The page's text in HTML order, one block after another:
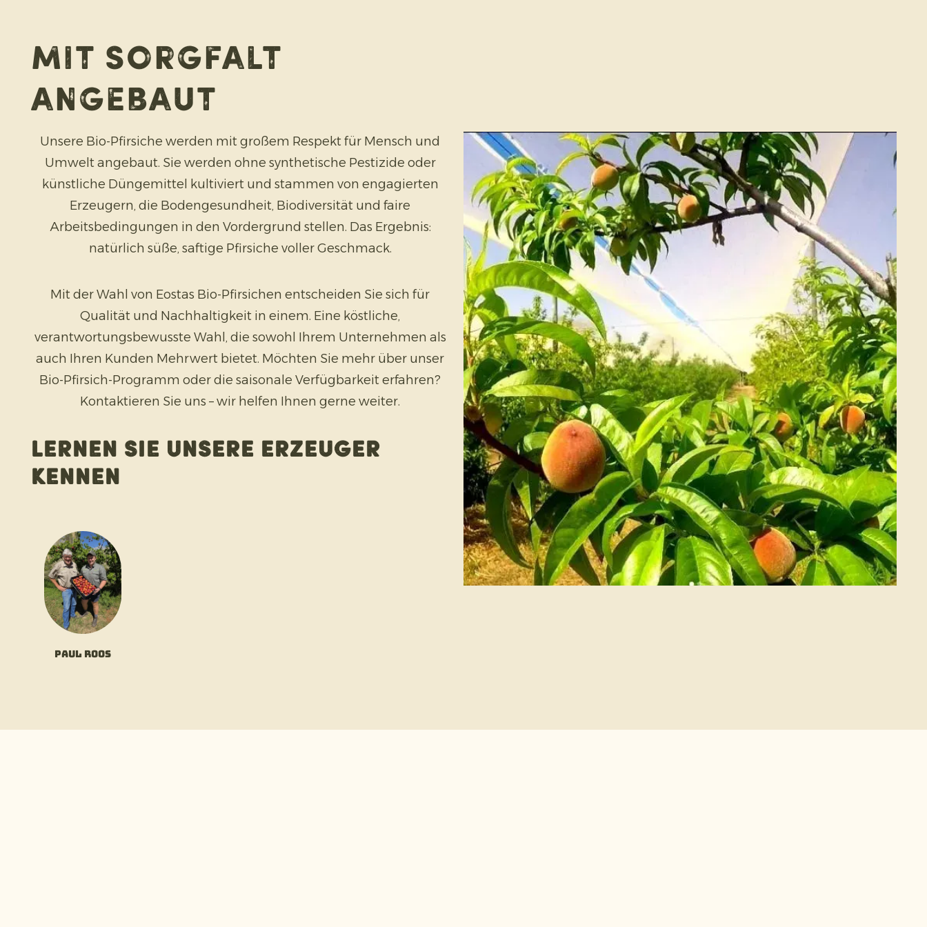
Mit Sorgfalt
angebaut
Unsere Bio-Pfirsiche werden mit großem Respekt für Mensch und
Umwelt angebaut. Sie werden ohne synthetische Pestizide oder
künstliche Düngemittel kultiviert und stammen von engagierten
Erzeugern, die Bodengesundheit, Biodiversität und faire
Arbeitsbedingungen in den Vordergrund stellen. Das Ergebnis:
natürlich süße, saftige Pfirsiche voller Geschmack.
Mit der Wahl von Eostas Bio-Pfirsichen entscheiden Sie sich für
Qualität und Nachhaltigkeit in einem. Eine köstliche,
verantwortungsbewusste Wahl, die sowohl Ihrem Unternehmen als
auch Ihren Kunden Mehrwert bietet. Möchten Sie mehr über unser
Bio-Pfirsich-Programm oder die saisonale Verfügbarkeit erfahren?
Kontaktieren Sie uns – wir helfen Ihnen gerne weiter.
Lernen Sie unsere Erzeuger
kennen
Paul Roos